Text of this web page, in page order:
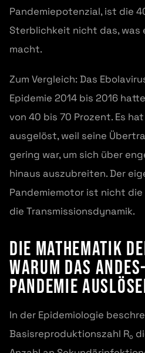
Pandemiepotenzial, ist die
Sterblichkeit nicht das, was
macht.
Zum Vergleich: Das
Epidemie 2014 bis 2016
von 40 bis 70 Prozent. Es
ausgelöst, weil seine
gering war, um sich über
hinaus auszubreiten. Der
Pandemiemotor ist nicht
die Transmissionsdynamik.
Die Mathematik
Warum das
Pandemie
In der Epidemiologie
Basisreproduktionszahl R₀